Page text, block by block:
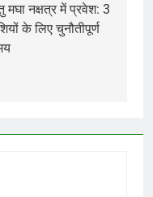
मघा नक्षत्र में प्रवेश: 3
के लिए चुनौतीपूर्ण